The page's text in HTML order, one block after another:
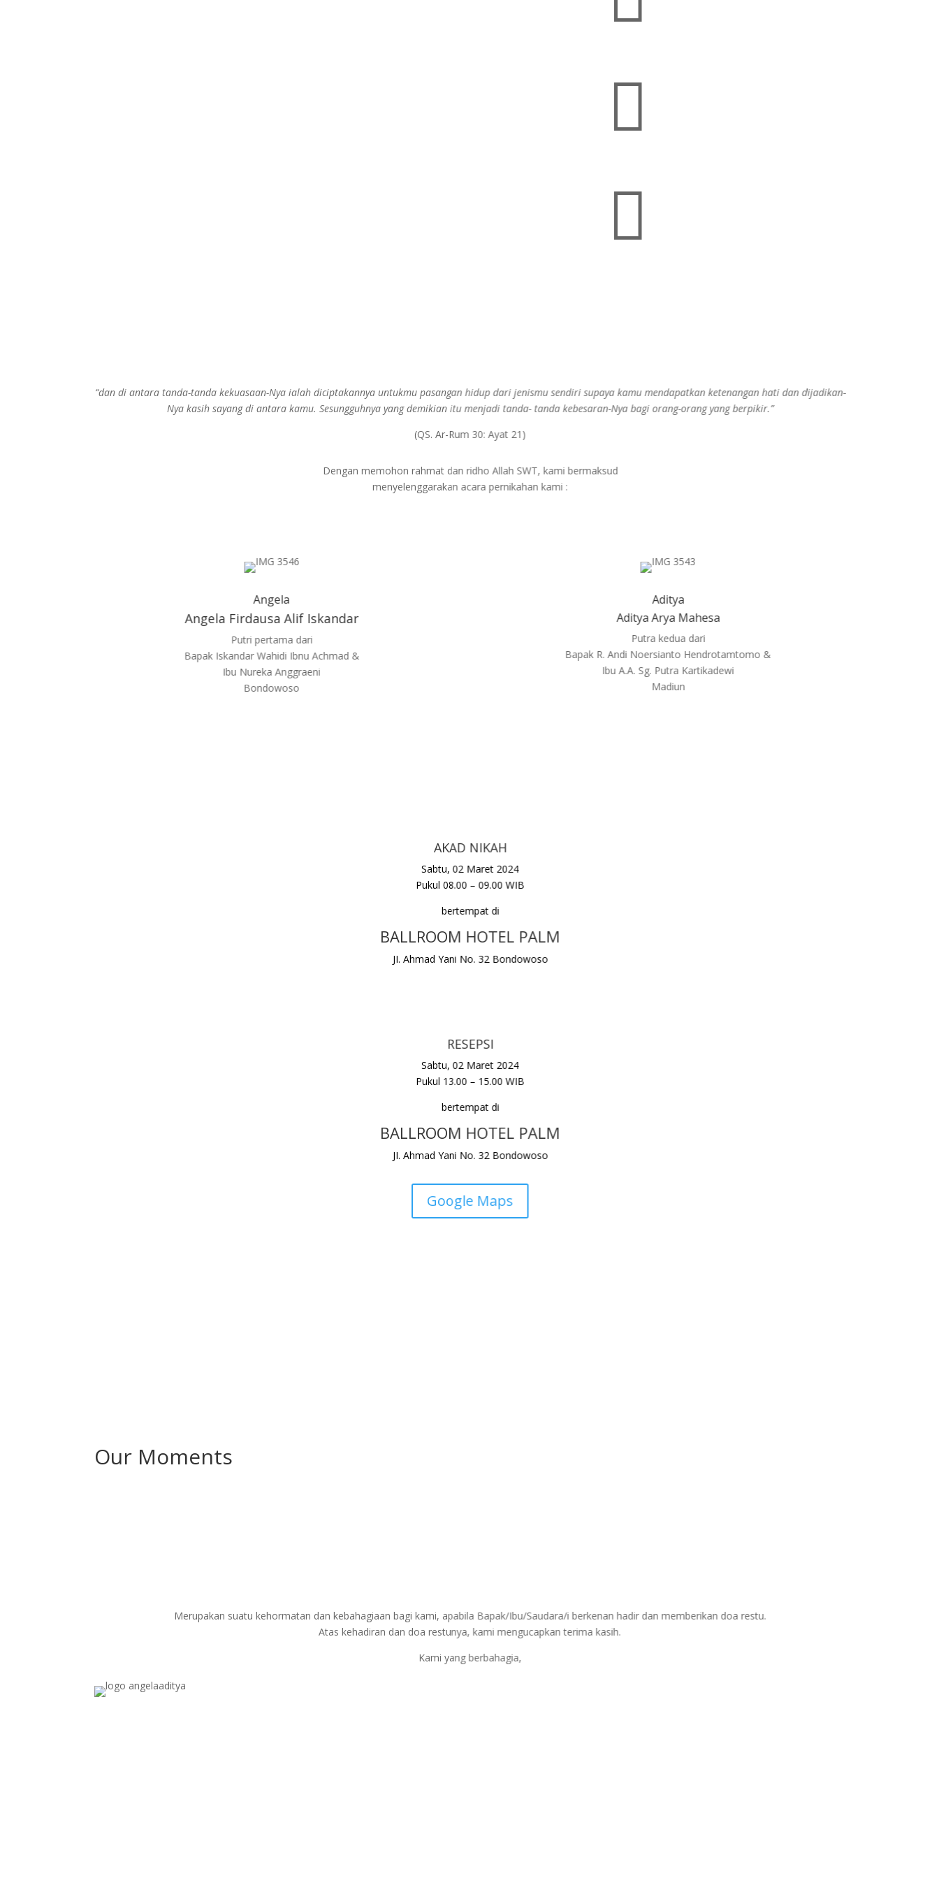


“dan di antara tanda-tanda kekuasaan-Nya ialah diciptakannya untukmu pasangan hidup dari jenismu sendiri supaya kamu mendapatkan ketenangan hati dan dijadikan-
Nya kasih sayang di antara kamu. Sesungguhnya yang demikian itu menjadi tanda- tanda kebesaran-Nya bagi orang-orang yang berpikir.”
(QS. Ar-Rum 30: Ayat 21)
Dengan memohon rahmat dan ridho Allah SWT, kami bermaksud
menyelenggarakan acara pernikahan kami :
Angela
Angela Firdausa Alif Iskandar
Putri pertama dari
Bapak Iskandar Wahidi Ibnu Achmad &
Ibu Nureka Anggraeni
Bondowoso
Aditya
Aditya Arya Mahesa
Putra kedua dari
Bapak R. Andi Noersianto Hendrotamtomo &
Ibu A.A. Sg. Putra Kartikadewi
Madiun
AKAD NIKAH
Sabtu, 02 Maret 2024
Pukul 08.00 – 09.00 WIB
bertempat di
BALLROOM HOTEL PALM
JI. Ahmad Yani No. 32 Bondowoso
RESEPSI
Sabtu, 02 Maret 2024
Pukul 13.00 – 15.00 WIB
bertempat di
BALLROOM HOTEL PALM
JI. Ahmad Yani No. 32 Bondowoso
Google Maps
Our Moments
Merupakan suatu kehormatan dan kebahagiaan bagi kami, apabila Bapak/Ibu/Saudara/i berkenan hadir dan memberikan doa restu.
Atas kehadiran dan doa restunya, kami mengucapkan terima kasih.
Kami yang berbahagia,